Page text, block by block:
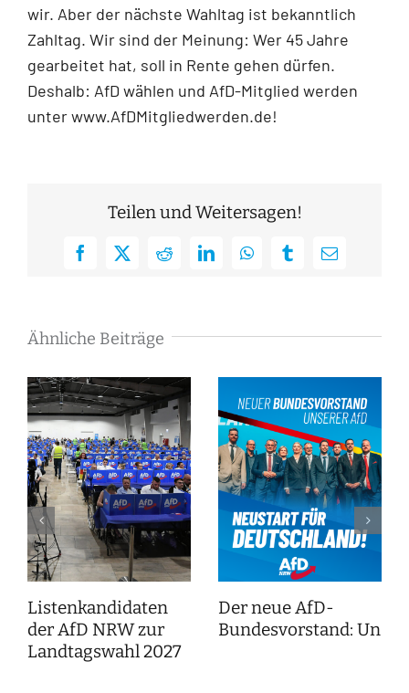
wir. Aber der nächste Wahltag ist bekanntlich
Zahltag. Wir sind der Meinung: Wer 45 Jahre
gearbeitet hat, soll in Rente gehen dürfen.
Deshalb: AfD wählen und AfD-Mitglied werden
unter www.AfDMitgliedwerden.de!
Teilen und Weitersagen!
Facebook
X RedditLinkedInWhatsAppTumblrE-
Ähnliche Beiträge
Listenkandidaten
der AfD NRW zur
Landtagswahl 2027
Der neue AfD-
Bundesvorstand: